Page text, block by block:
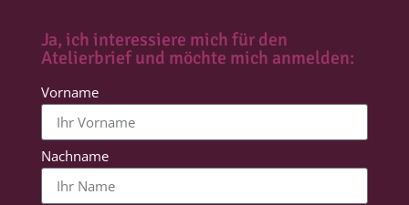
Ja, ich interessiere mich für den
Atelierbrief und möchte mich anmelden:
Vorname
Nachname